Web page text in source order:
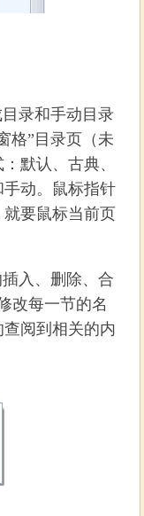
录和手动目录
格”目录页（未
默认、古典、
动。鼠标指针
要鼠标当前页
入、删除、合
改每一节的名
阅到相关的内